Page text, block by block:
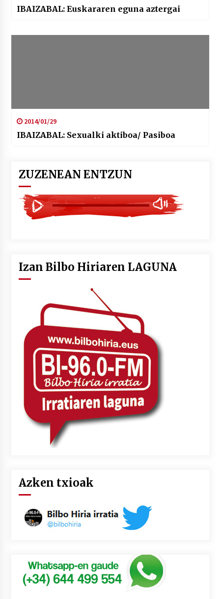
IBAIZABAL: Euskararen eguna aztergai
2014/01/29
IBAIZABAL: Sexualki aktiboa/ Pasiboa
ZUZENEAN ENTZUN
Izan Bilbo Hiriaren LAGUNA
Azken txioak